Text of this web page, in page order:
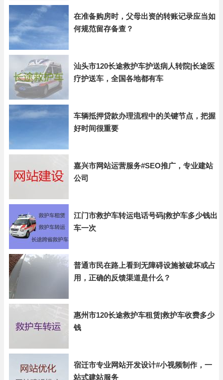
在准备购房时，父母出资的转账记录应当如
何规范留存备查？
汕头市120长途救护车护送病人转院|长途医
疗护送车，全国各地都有车
车辆抵押贷款办理流程中的关键节点，把握
好时间很重要
嘉兴市网站运营服务#SEO推广，专业建站
公司
江门市救护车转运电话号码|救护车多少钱出
车一次
普通市民在路上看到无障碍设施被破坏或占
用，正确的反馈渠道是什么？
惠州市120长途救护车租赁|救护车收费多少
钱
宿迁市专业网站开发设计#小视频制作，一
站式建站服务